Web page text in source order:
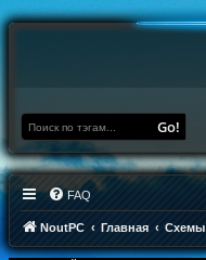
Go!
FAQ
NoutPC Главная Схемы